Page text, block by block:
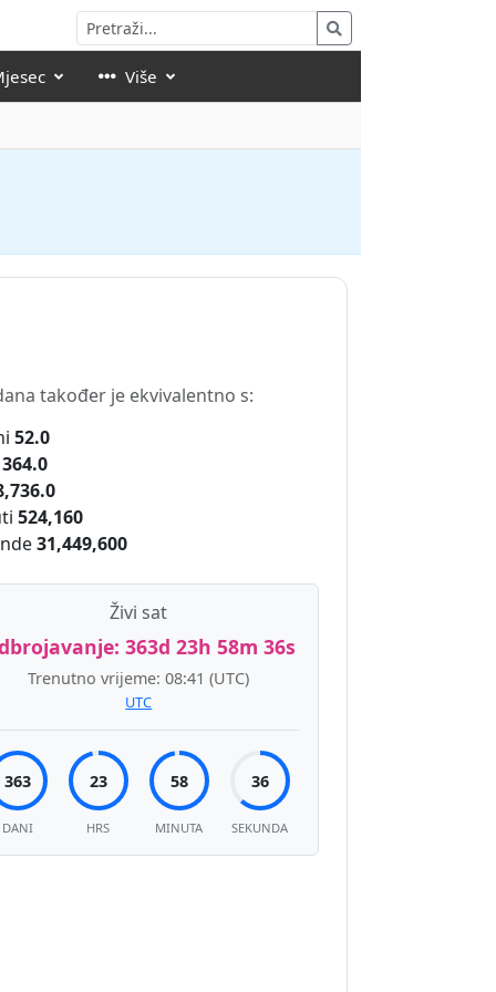
Više
također je ekvivalentno s:
52.0
364.0
524,160
31,449,600
Živi sat
363d 23h 58m 36s
Trenutno vrijeme:08:41 (UTC)
UTC
363
DANI
23
HRS
58
MINUTA
36
SEKUNDA